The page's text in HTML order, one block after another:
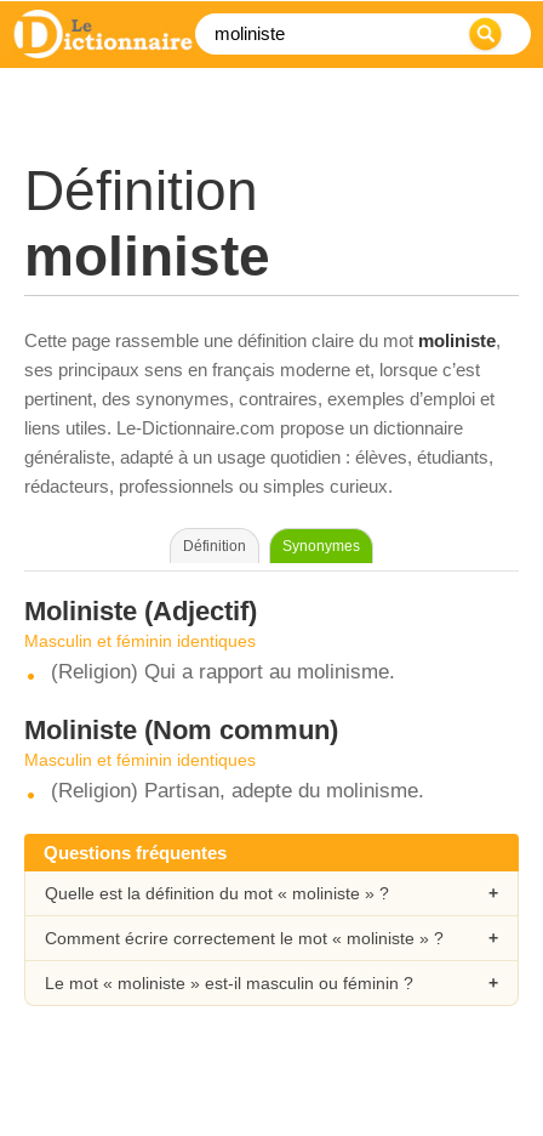
Définition
moliniste
Cette page rassemble une définition claire du mot moliniste,
ses principaux sens en français moderne et, lorsque c’est
pertinent, des synonymes, contraires, exemples d’emploi et
liens utiles. Le-Dictionnaire.com propose un dictionnaire
généraliste, adapté à un usage quotidien : élèves, étudiants,
rédacteurs, professionnels ou simples curieux.
Définition Synonymes
Moliniste (Adjectif)
Masculin et féminin identiques
(Religion) Qui a rapport au molinisme.
Moliniste (Nom commun)
Masculin et féminin identiques
(Religion) Partisan, adepte du molinisme.
Questions fréquentes
Quelle est la définition du mot « moliniste » ?
Comment écrire correctement le mot « moliniste » ?
Le mot « moliniste » est-il masculin ou féminin ?